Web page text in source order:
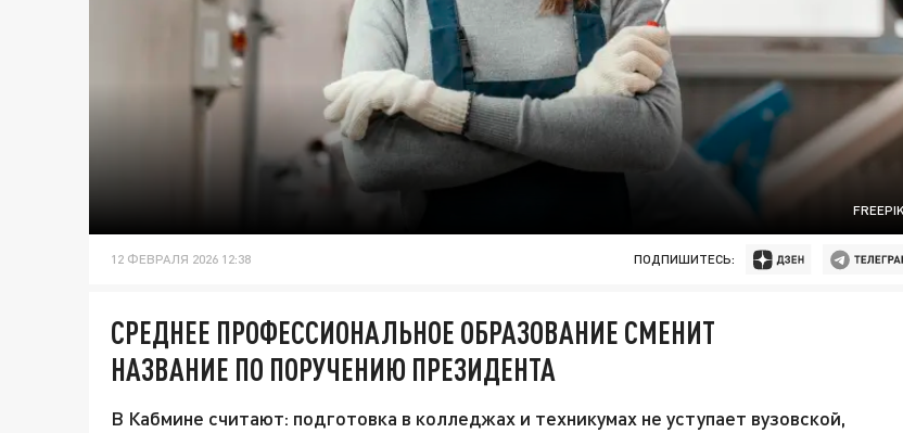
12 ФЕВРАЛЯ 2026 12:38 ПОДПИШИТЕСЬ:
СРЕДНЕЕ ПРОФЕССИОНАЛЬНОЕ ОБРАЗОВАНИЕ СМЕНИТ
НАЗВАНИЕ ПО ПОРУЧЕНИЮ ПРЕЗИДЕНТА
В Кабмине считают: подготовка в колледжах и техникумах не уступает вузовской,